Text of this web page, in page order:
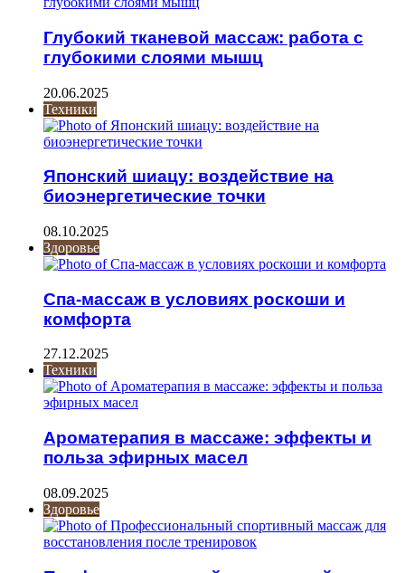
Глубокий тканевой массаж: работа с
глубокими слоями мышц
20.06.2025
Техники
Японский шиацу: воздействие на
биоэнергетические точки
08.10.2025
Здоровье
Спа-массаж в условиях роскоши и
комфорта
27.12.2025
Техники
Ароматерапия в массаже: эффекты и
польза эфирных масел
08.09.2025
Здоровье